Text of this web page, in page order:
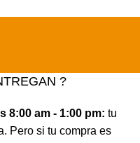
?
8:00 am - 1:00 pm: tu
Pero si tu compra es